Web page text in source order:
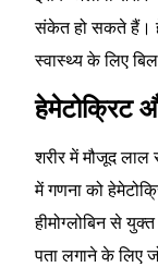
संकेत हो सकते हैं।
स्वास्थ्य के लिए
हेमेटोक्रिट
शरीर में मौजूद
में गणना को
हीमोग्लोबिन से
पता लगाने के लिए